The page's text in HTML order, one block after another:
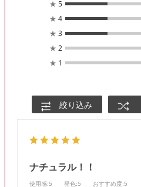
★ 5
★ 4
★ 3
★ 2
★ 1
絞り込み
ナチュラル！！
使用感:5 発色:5 おすすめ度:5